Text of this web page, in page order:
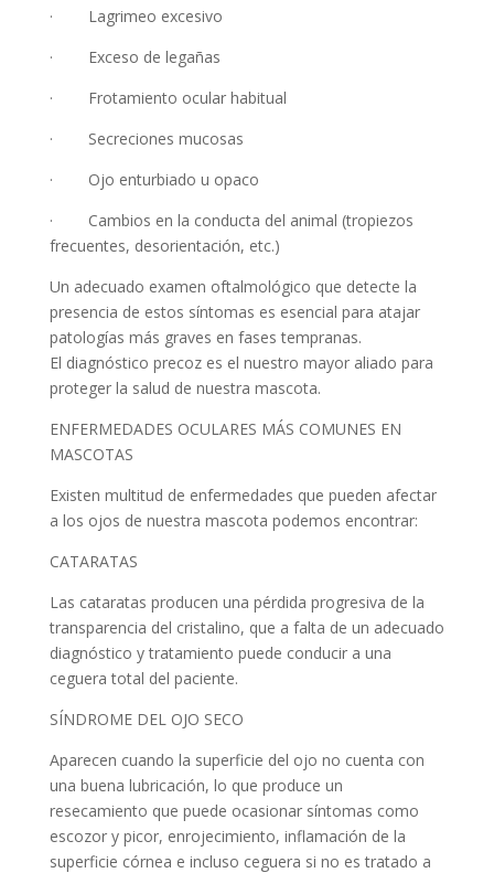
· Lagrimeo excesivo
· Exceso de legañas
· Frotamiento ocular habitual
· Secreciones mucosas
· Ojo enturbiado u opaco
· Cambios en la conducta del animal (tropiezos
frecuentes, desorientación, etc.)
Un adecuado examen oftalmológico que detecte la
presencia de estos síntomas es esencial para atajar
patologías más graves en fases tempranas.
El diagnóstico precoz es el nuestro mayor aliado para
proteger la salud de nuestra mascota.
ENFERMEDADES OCULARES MÁS COMUNES EN
MASCOTAS
Existen multitud de enfermedades que pueden afectar
a los ojos de nuestra mascota podemos encontrar:
CATARATAS
Las cataratas producen una pérdida progresiva de la
transparencia del cristalino, que a falta de un adecuado
diagnóstico y tratamiento puede conducir a una
ceguera total del paciente.
SÍNDROME DEL OJO SECO
Aparecen cuando la superficie del ojo no cuenta con
una buena lubricación, lo que produce un
resecamiento que puede ocasionar síntomas como
escozor y picor, enrojecimiento, inflamación de la
superficie córnea e incluso ceguera si no es tratado a